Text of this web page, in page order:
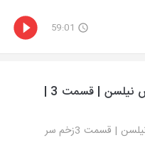
59:01
اپیزود 16 | دنیس نیلسن | قسمت 3 |
اپیزود 16 | دنیس نیلسن | قسمت 3زخم سر